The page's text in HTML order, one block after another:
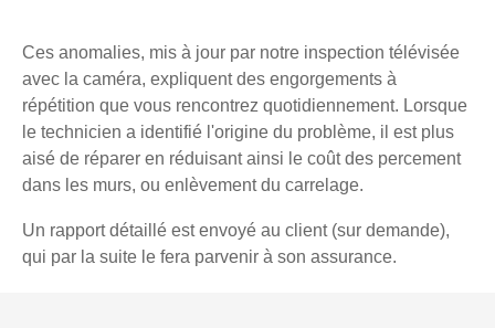
Ces anomalies, mis à jour par notre inspection télévisée
avec la caméra, expliquent des engorgements à
répétition que vous rencontrez quotidiennement. Lorsque
le technicien a identifié l'origine du problème, il est plus
aisé de réparer en réduisant ainsi le coût des percement
dans les murs, ou enlèvement du carrelage.
Un rapport détaillé est envoyé au client (sur demande),
qui par la suite le fera parvenir à son assurance.